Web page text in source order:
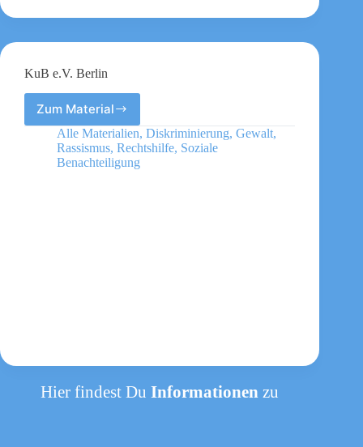
KuB e.V. Berlin
Zum Material
KuB
e.V.
Berlin
Alle Materialien, Diskriminierung, Gewalt,
Rassismus, Rechtshilfe, Soziale
Benachteiligung
Hier findest DuInformationenzu